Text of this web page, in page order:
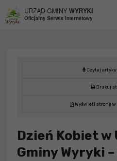
URZĄD GMINY WYRYKI
Oficjalny Serwis Internetowy
Czytaj
Drukuj
Wyświetl stronę w
Dzień Kobiet w
Gminy Wyryki